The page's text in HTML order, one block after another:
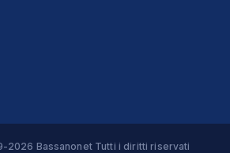
2026 Bassanonet Tutti i diritti riservati